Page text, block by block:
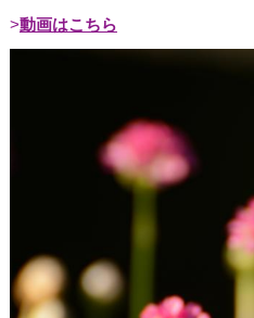
動画はこちら